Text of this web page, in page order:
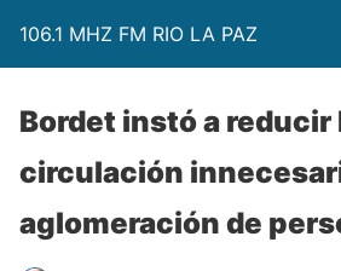
106.1 MHZ FM RIO LA PAZ
Bordet instó a reducir
circulación
aglomeración de